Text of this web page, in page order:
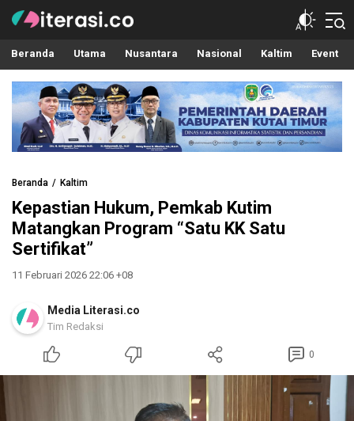
Literasi.co
Pilar Informasi
Beranda Utama Nusantara Nasional Kaltim Event
Beranda Kaltim
Kepastian Hukum, Pemkab Kutim
Matangkan Program “Satu KK Satu
Sertifikat”
11 Februari 2026 22:06 +08
Media Literasi.co
Tim Redaksi
0